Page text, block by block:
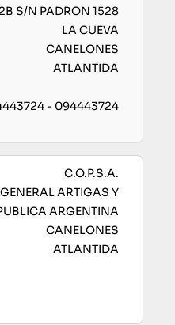
S/N PADRON 1528
LA CUEVA
CANELONES
ATLANTIDA
- 094443724
C.O.P.S.A.
GENERAL ARTIGAS Y
ARGENTINA
CANELONES
ATLANTIDA